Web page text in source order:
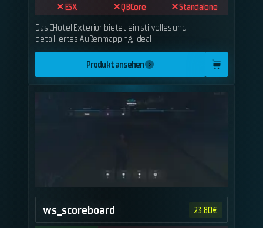
ESX QBCore
Standalone
Das CHotel Exterior bietet ein stilvolles und
detailliertes Außenmapping, ideal
Produkt ansehen
ws_scoreboard 23.80€